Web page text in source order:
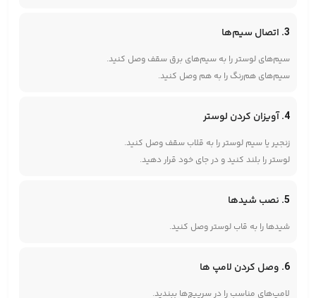
3. اتصال سیم‌ها
سیم‌های لوستر را به سیم‌های برق سقف وصل کنید.
سیم‌های هم‌رنگ را به هم وصل کنید.
4. آویزان کردن لوستر
زنجیر یا سیم لوستر را به قلاب سقف وصل کنید.
لوستر را بلند کنید و در جای خود قرار دهید.
5. نصب شیدها
شیدها را به قاب لوستر وصل کنید.
6. وصل کردن لامپ ها
لامپ‌های مناسب را در سرپیچ‌ها ببندید.